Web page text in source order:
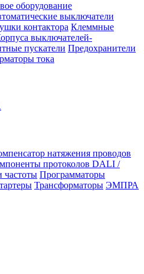
оборудование
выключатели
контактора Клеммные
выключателей-
пускатели Предохранители
тока
натяжения проводов
протоколов DALI /
частоты Программаторы
Трансформаторы ЭМПРА